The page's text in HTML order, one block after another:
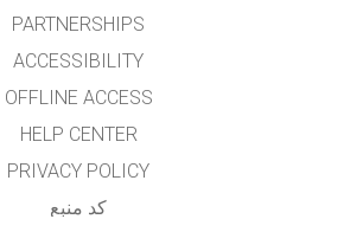
PARTNERSHIPS
ACCESSIBILITY
OFFLINE ACCESS
HELP CENTER
PRIVACY POLICY
کد منبع